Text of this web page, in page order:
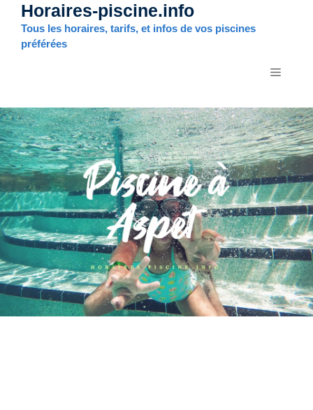
Aller
contenu
Horaires-piscine.info
Tous les horaires, tarifs, et infos de vos piscines
préférées
MENU